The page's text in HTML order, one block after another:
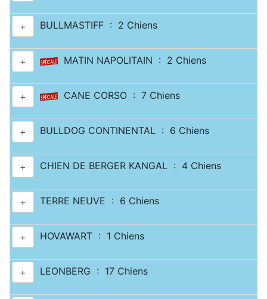
+ BULLMASTIFF : 2 Chiens
+ MATIN NAPOLITAIN : 2 Chiens
+ CANE CORSO : 7 Chiens
+ BULLDOG CONTINENTAL : 6 Chiens
+ CHIEN DE BERGER KANGAL : 4 Chiens
+ TERRE NEUVE : 6 Chiens
+ HOVAWART : 1 Chiens
+ LEONBERG : 17 Chiens